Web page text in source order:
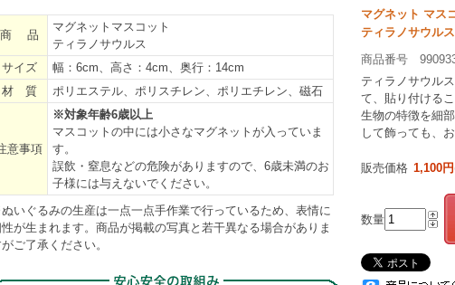
商 品
マグネットマスコット
ティラノサウルス
サイズ
幅：6cm、高さ：4cm、奥行：14cm
材 質
ポリエステル、ポリスチレン、ポリエチレン、磁石
意事項
※対象年齢6歳以上
マスコットの中には小さなマグネットが入っていま
す。
誤飲・窒息などの危険がありますので、6歳未満のお
子様には与えないでください。
いぐるみの生産は一点一点手作業で行っているため、表情に
が生まれます。商品が掲載の写真と若干異なる場合がありま
ご了承ください。
マグネット マス
ティラノサウルス
商品番号
ティラノサウル
て、貼り付ける
生物の特徴を細
して飾っても、
販売価格 1,100円
数量